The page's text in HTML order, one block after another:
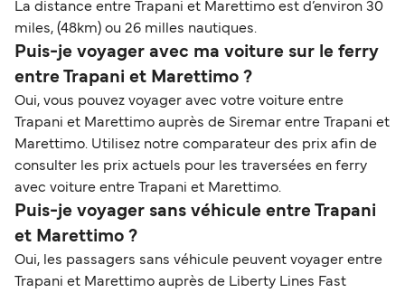
La distance entre Trapani et Marettimo est d’environ 30
miles, (48km) ou 26 milles nautiques.
Puis-je voyager avec ma voiture sur le ferry
entre Trapani et Marettimo ?
Oui, vous pouvez voyager avec votre voiture entre
Trapani et Marettimo auprès de Siremar entre Trapani et
Marettimo. Utilisez notre comparateur des prix afin de
consulter les prix actuels pour les traversées en ferry
avec voiture entre Trapani et Marettimo.
Puis-je voyager sans véhicule entre Trapani
et Marettimo ?
Oui, les passagers sans véhicule peuvent voyager entre
Trapani et Marettimo auprès de Liberty Lines Fast